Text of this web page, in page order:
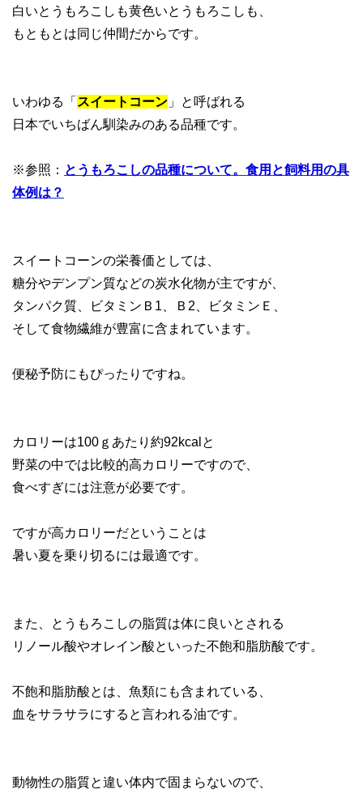
白いとうもろこしも黄色いとうもろこしも、
もともとは同じ仲間だからです。
いわゆる「 スイートコーン 」と呼ばれる
日本でいちばん馴染みのある品種です。
※参照： とうもろこしの品種について。食用と飼料用の具
体例は？
スイートコーンの栄養価としては、
糖分やデンプン質などの炭水化物が主ですが、
タンパク質、ビタミンＢ1、Ｂ2、ビタミンＥ、
そして食物繊維が豊富に含まれています。
便秘予防にもぴったりですね。
カロリーは100ｇあたり約92kcalと
野菜の中では比較的高カロリーですので、
食べすぎには注意が必要です。
ですが高カロリーだということは
暑い夏を乗り切るには最適です。
また、とうもろこしの脂質は体に良いとされる
リノール酸やオレイン酸といった不飽和脂肪酸です。
不飽和脂肪酸とは、魚類にも含まれている、
血をサラサラにすると言われる油です。
動物性の脂質と違い体内で固まらないので、